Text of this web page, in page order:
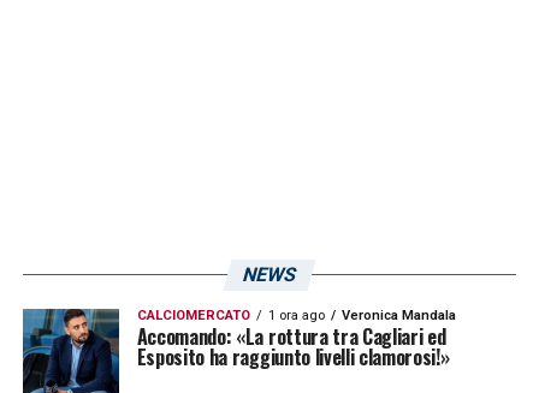
Nel primo tempo non era questione di
contrapposto al meglio. C’è bisogno della
gente che soffi alle nostre spalle, non che
NEWS
CALCIOMERCATO 1 ora ago Veronica Mandala
Accomando: «La rottura tra Cagliari ed
Esposito ha raggiunto livelli clamorosi!»